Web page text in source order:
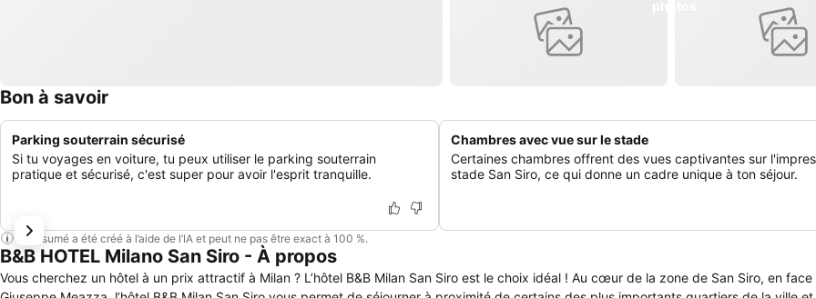
Bon à savoir
Parking souterrain sécurisé
Si tu voyages en voiture, tu peux utiliser le parking souterrain
pratique et sécurisé, c'est super pour avoir l'esprit tranquille.
Chambres avec vue sur le stade
Certaines chambres offrent des vues captivantes sur
stade San Siro, ce qui donne un cadre unique à ton séjour.
Ce résumé a été créé à l’aide de l’IA et peut ne pas être exact à 100 %.
B&B HOTEL Milano San Siro - À propos
Vous cherchez un hôtel à un prix attractif à Milan ? L’hôtel B&B Milan San Siro est le choix idéal ! Au cœur de la zone de San Siro, en